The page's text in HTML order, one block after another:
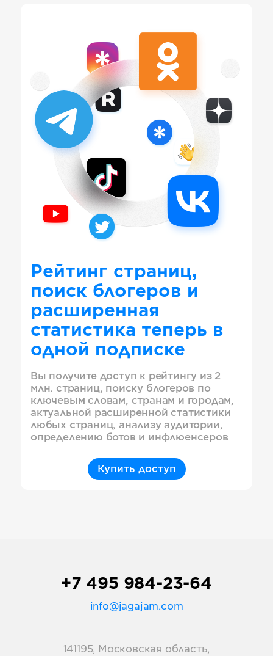
Рейтинг страниц,
поиск блогеров и
расширенная
статистика теперь в
одной подписке
Вы получите доступ к рейтингу из 2
млн. страниц, поиску блогеров по
ключевым словам, странам и городам,
актуальной расширенной статистики
любых страниц, анализу аудитории,
определению ботов и инфлюенсеров
Купить доступ
+7 495 984-23-64
info@jagajam.com
141195, Московская область,